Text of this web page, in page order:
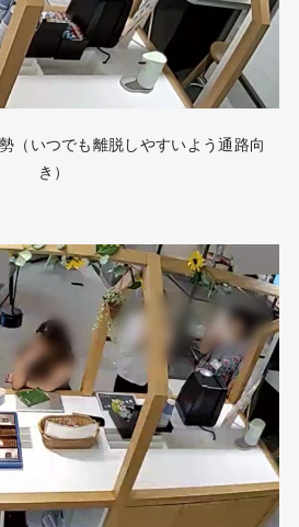
（いつでも離脱しやすいよう通路向
き）